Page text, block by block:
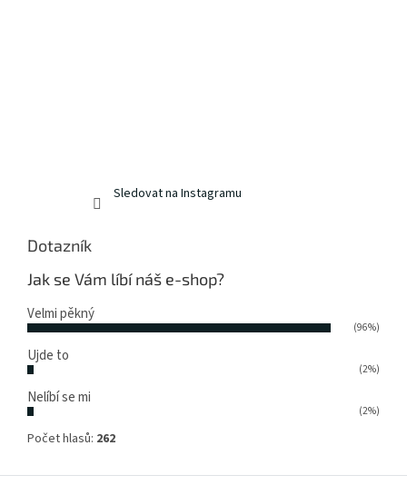
Sledovat na Instagramu
Dotazník
Jak se Vám líbí náš e-shop?
Velmi pěkný
(96%)
Ujde to
(2%)
Nelíbí se mi
(2%)
Počet hlasů: 262